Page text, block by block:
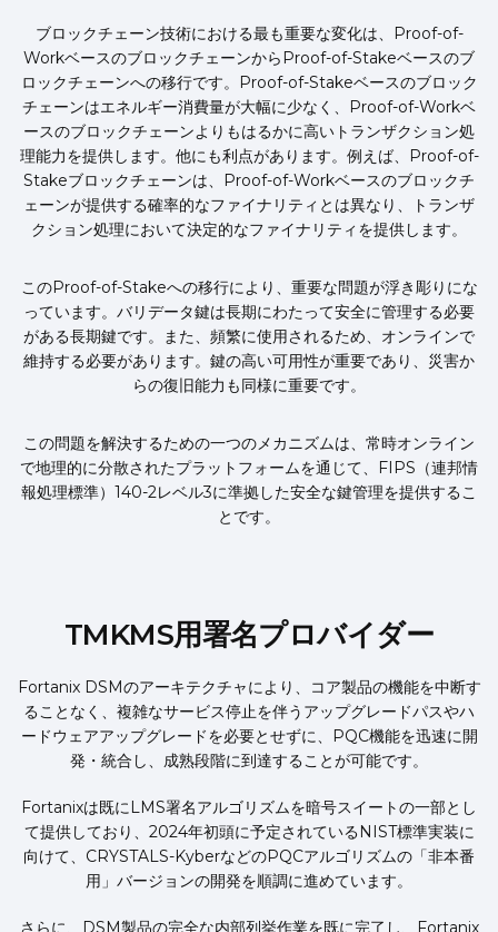
ブロックチェーン技術における最も重要な変化は、Proof-of-
WorkベースのブロックチェーンからProof-of-Stakeベースのブ
ロックチェーンへの移行です。Proof-of-Stakeベースのブロック
チェーンはエネルギー消費量が大幅に少なく、Proof-of-Workベ
ースのブロックチェーンよりもはるかに高いトランザクション処
理能力を提供します。他にも利点があります。例えば、Proof-of-
Stakeブロックチェーンは、Proof-of-Workベースのブロックチ
ェーンが提供する確率的なファイナリティとは異なり、トランザ
クション処理において決定的なファイナリティを提供します。
このProof-of-Stakeへの移行により、重要な問題が浮き彫りにな
っています。バリデータ鍵は長期にわたって安全に管理する必要
がある長期鍵です。また、頻繁に使用されるため、オンラインで
維持する必要があります。鍵の高い可用性が重要であり、災害か
らの復旧能力も同様に重要です。
この問題を解決するための一つのメカニズムは、常時オンライン
で地理的に分散されたプラットフォームを通じて、FIPS（連邦情
報処理標準）140-2レベル3に準拠した安全な鍵管理を提供するこ
とです。
TMKMS用署名プロバイダー
Fortanix DSMのアーキテクチャにより、コア製品の機能を中断す
ることなく、複雑なサービス停止を伴うアップグレードパスやハ
ードウェアアップグレードを必要とせずに、PQC機能を迅速に開
発・統合し、成熟段階に到達することが可能です。
Fortanixは既にLMS署名アルゴリズムを暗号スイートの一部とし
て提供しており、2024年初頭に予定されているNIST標準実装に
向けて、CRYSTALS-KyberなどのPQCアルゴリズムの「非本番
用」バージョンの開発を順調に進めています。
さらに、DSM製品の完全な内部列挙作業を既に完了し、Fortanix